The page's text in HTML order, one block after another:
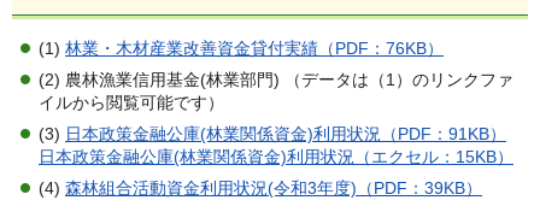
(1) 林業・木材産業改善資金貸付実績（PDF：76KB）
(2) 農林漁業信用基金(林業部門) （データは（1）のリンクファ
イルから閲覧可能です）
(3) 日本政策金融公庫(林業関係資金)利用状況（PDF：91KB）
日本政策金融公庫(林業関係資金)利用状況（エクセル：15KB）
(4) 森林組合活動資金利用状況(令和3年度)（PDF：39KB）